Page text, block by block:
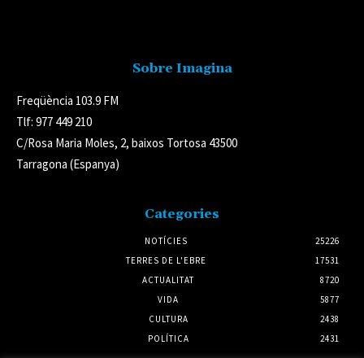
Sobre Imagina
Freqüència 103.9 FM
Tlf: 977 449 210
C/Rosa Maria Moles, 2, baixos Tortosa 43500
Tarragona (Espanya)
Categories
NOTÍCIES
25226
TERRES DE L'EBRE
17531
ACTUALITAT
8720
VIDA
5877
CULTURA
2438
POLÍTICA
2431